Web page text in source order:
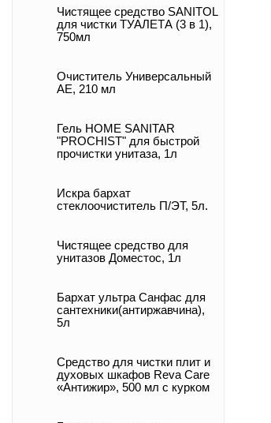
Чистящее средство SANITOL
для чистки ТУАЛЕТА (3 в 1),
750мл
Очиститель Универсальный
АЕ, 210 мл
Гель HOME SANITAR
"PROCHIST" для быстрой
прочистки унитаза, 1л
Искра бархат
стеклоочиститель П/ЭТ, 5л.
Чистящее средство для
унитазов Доместос, 1л
Бархат ультра Санфас для
сантехники(антиржавчина),
5л
Средство для чистки плит и
духовых шкафов Reva Care
«Антижир», 500 мл с курком